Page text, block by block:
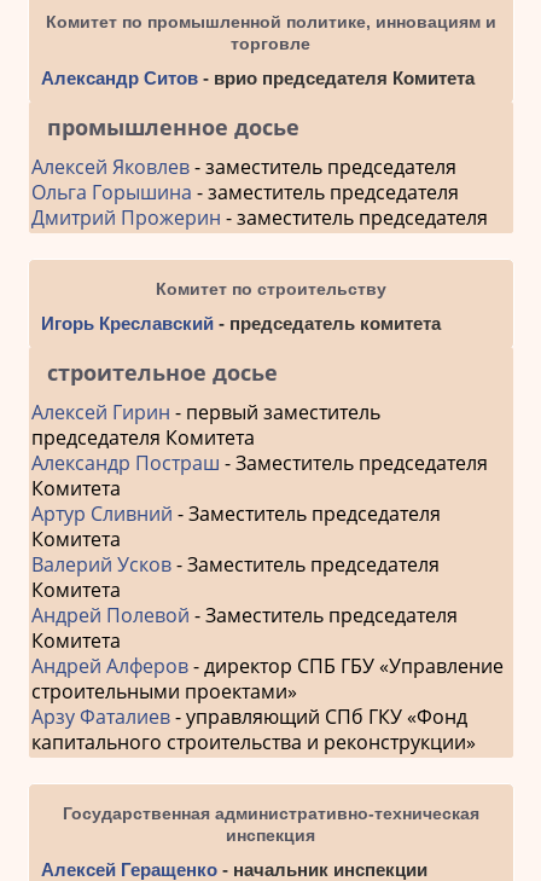
Комитет по промышленной политике, инновациям и
торговле
Александр Ситов- врио председателя Комитета
промышленное досье
Алексей Яковлев- заместитель председателя
Ольга Горышина - заместитель председателя
Дмитрий Прожерин - заместитель председателя
Комитет по строительству
Игорь Креславский - председатель комитета
строительное досье
Алексей Гирин - первый заместитель
председателя Комитета
Александр Постраш - Заместитель председателя
Комитета
Артур Сливний - Заместитель председателя
Комитета
Валерий Усков- Заместитель председателя
Комитета
Андрей Полевой - Заместитель председателя
Комитета
Андрей Алферов- директор СПБ ГБУ «Управление
строительными проектами»
Арзу Фаталиев- управляющий СПб ГКУ «Фонд
капитального строительства и реконструкции»
Государственная административно-техническая
инспекция
Алексей Геращенко- начальник инспекции